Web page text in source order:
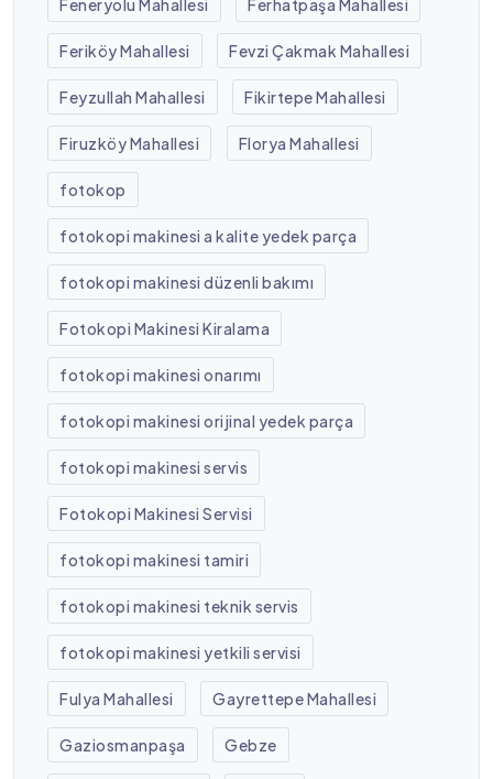
Feriköy Mahallesi Fevzi Çakmak Mahallesi
Feyzullah Mahallesi Fikirtepe Mahallesi
Firuzköy Mahallesi Florya Mahallesi
fotokop
fotokopi makinesi a kalite yedek parça
fotokopi makinesi düzenli bakımı
Fotokopi Makinesi Kiralama
fotokopi makinesi onarımı
fotokopi makinesi orijinal yedek parça
fotokopi makinesi servis
Fotokopi Makinesi Servisi
fotokopi makinesi tamiri
fotokopi makinesi teknik servis
fotokopi makinesi yetkili servisi
Fulya Mahallesi Gayrettepe Mahallesi
Gaziosmanpaşa Gebze